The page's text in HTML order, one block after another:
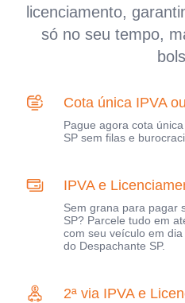
licenciamento,
só no seu tempo,
Cota única IPVA
Pague agora cota
SP sem filas e
IPVA e
Sem grana para pagar
SP? Parcele tudo em
com seu veículo em
do Despachante SP.
2ª via IPVA e